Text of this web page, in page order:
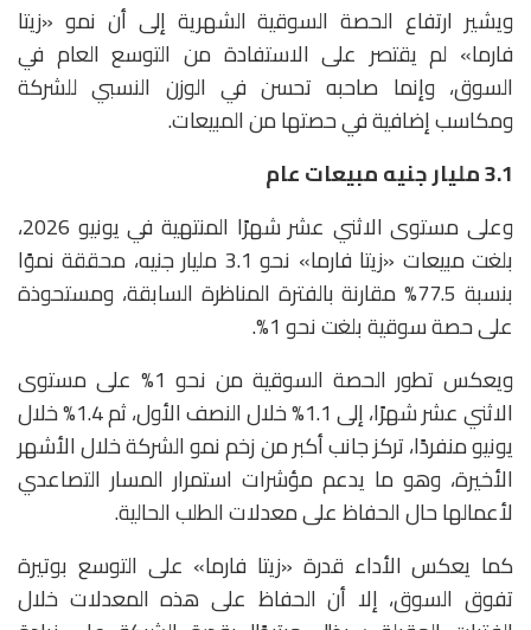
ويشير ارتفاع الحصة السوقية الشهرية إلى أن نمو «زيتا
فارما» لم يقتصر على الاستفادة من التوسع العام في
السوق، وإنما صاحبه تحسن في الوزن النسبي للشركة
ومكاسب إضافية في حصتها من المبيعات.
3.1مليار جنيه مبيعات عام
وعلى مستوى الاثني عشر شهرًا المنتهية في يونيو 2026،
بلغت مبيعات «زيتا فارما» نحو 3.1 مليار جنيه، محققة نموًا
بنسبة 77.5% مقارنة بالفترة المناظرة السابقة، ومستحوذة
على حصة سوقية بلغت نحو 1%.
ويعكس تطور الحصة السوقية من نحو 1% على مستوى
الاثني عشر شهرًا، إلى 1.1% خلال النصف الأول، ثم 1.4% خلال
يونيو منفردًا، تركز جانب أكبر من زخم نمو الشركة خلال الأشهر
الأخيرة، وهو ما يدعم مؤشرات استمرار المسار التصاعدي
لأعمالها حال الحفاظ على معدلات الطلب الحالية.
كما يعكس الأداء قدرة «زيتا فارما» على التوسع بوتيرة
تفوق السوق، إلا أن الحفاظ على هذه المعدلات خلال